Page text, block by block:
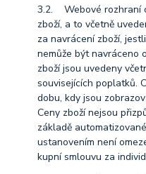
3.2. Webové rozhraní
zboží, a to včetně
za navrácení zboží,
nemůže být navráceno
zboží jsou uvedeny
souvisejících poplatků.
dobu, kdy jsou
Ceny zboží nejsou
základě
ustanovením není
kupní smlouvu za